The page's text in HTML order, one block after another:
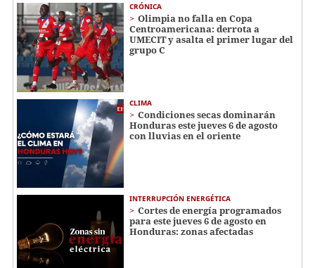
CRÓNICA
Olimpia no falla en Copa
Centroamericana: derrota a
UMECIT y asalta el primer lugar del
grupo C
CLIMA
Condiciones secas dominarán
Honduras este jueves 6 de agosto
con lluvias en el oriente
INTERRUPCIÓN ENERGÉTICA
Cortes de energía programados
para este jueves 6 de agosto en
Honduras: zonas afectadas